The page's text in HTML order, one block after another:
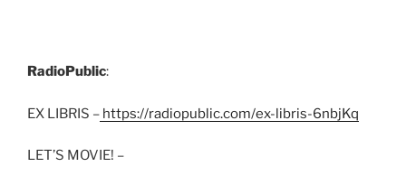
RadioPublic:
EX LIBRIS – https://radiopublic.com/ex-libris-6nbjKq
LET’S MOVIE! –